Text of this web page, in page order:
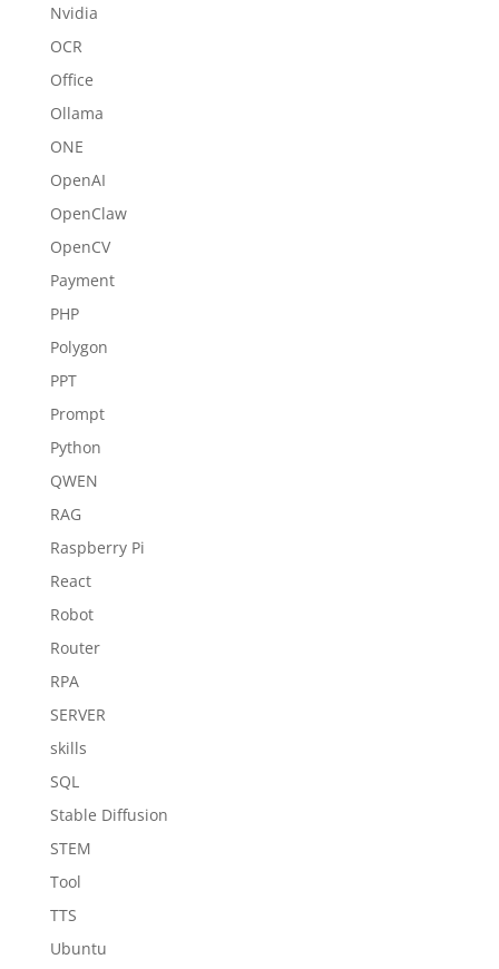
Nvidia
OCR
Office
Ollama
ONE
OpenAI
OpenClaw
OpenCV
Payment
PHP
Polygon
PPT
Prompt
Python
QWEN
RAG
Raspberry Pi
React
Robot
Router
RPA
SERVER
skills
SQL
Stable Diffusion
STEM
Tool
TTS
Ubuntu